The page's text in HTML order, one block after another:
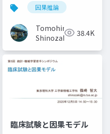
因果推論
Tomohiro
Shinozaki
38.4K
臨床試験と因果モデル